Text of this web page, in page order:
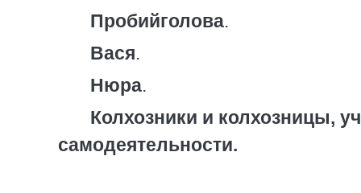
Пробийголова.
Вася.
Нюра.
Колхозники и колхозницы,
самодеятельности.